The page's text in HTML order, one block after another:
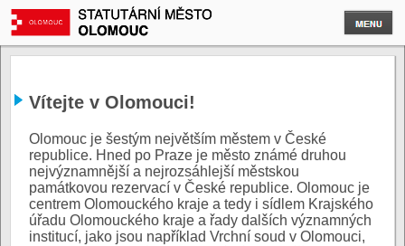
Vítejte v Olomouci!
Olomouc je šestým největším městem v České
republice. Hned po Praze je město známé druhou
nejvýznamnější a nejrozsáhlejší městskou
památkovou rezervací v České republice. Olomouc je
centrem Olomouckého kraje a tedy i sídlem Krajského
úřadu Olomouckého kraje a řady dalších významných
institucí, jako jsou například Vrchní soud v Olomouci,